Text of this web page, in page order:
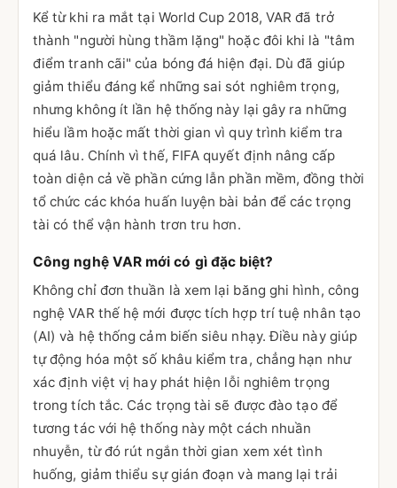
Kể từ khi ra mắt tại World Cup 2018, VAR đã trở
thành "người hùng thầm lặng" hoặc đôi khi là "tâm
điểm tranh cãi" của bóng đá hiện đại. Dù đã giúp
giảm thiểu đáng kể những sai sót nghiêm trọng,
nhưng không ít lần hệ thống này lại gây ra những
hiểu lầm hoặc mất thời gian vì quy trình kiểm tra
quá lâu. Chính vì thế, FIFA quyết định nâng cấp
toàn diện cả về phần cứng lẫn phần mềm, đồng thời
tổ chức các khóa huấn luyện bài bản để các trọng
tài có thể vận hành trơn tru hơn.
Công nghệ VAR mới có gì đặc biệt?
Không chỉ đơn thuần là xem lại băng ghi hình, công
nghệ VAR thế hệ mới được tích hợp trí tuệ nhân tạo
(AI) và hệ thống cảm biến siêu nhạy. Điều này giúp
tự động hóa một số khâu kiểm tra, chẳng hạn như
xác định việt vị hay phát hiện lỗi nghiêm trọng
trong tích tắc. Các trọng tài sẽ được đào tạo để
tương tác với hệ thống này một cách nhuần
nhuyễn, từ đó rút ngắn thời gian xem xét tình
huống, giảm thiểu sự gián đoạn và mang lại trải